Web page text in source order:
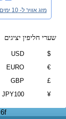
מזג אוויר ל- 10 ימים
שערי חליפין יציגים
$
USD
€
EURO
£
GBP
¥
JPY100